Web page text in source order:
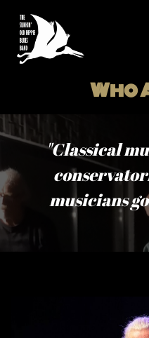
Who
"Classical
musicians